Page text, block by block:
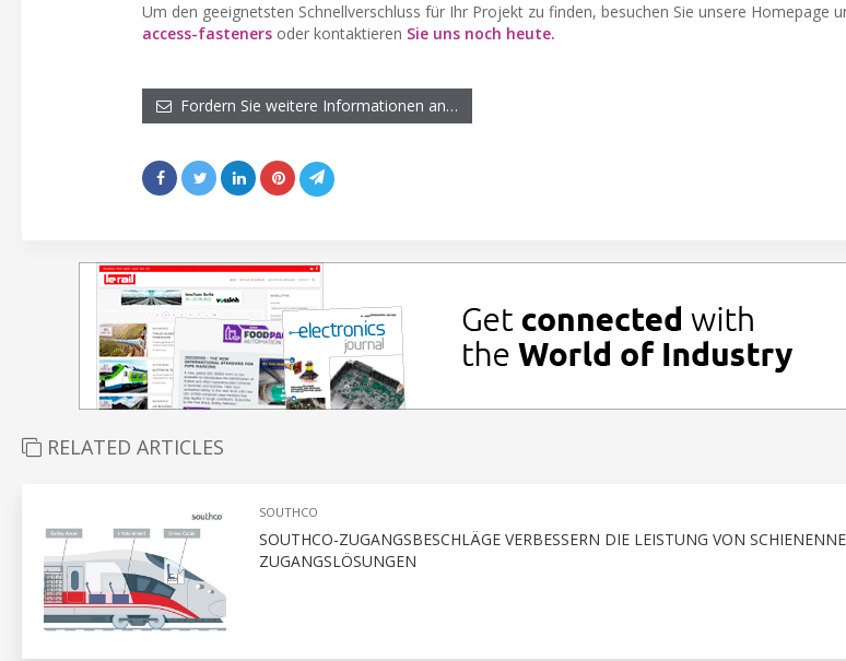
Um den geeignetsten Schnellverschluss für Ihr Projekt zu finden, besuchen Sie unsere Homepage
access-fasteners oder kontaktieren Sie uns noch heute.
Fordern Sie weitere Informationen an…
RELATED ARTICLES
SOUTHCO
SOUTHCO-ZUGANGSBESCHLÄGE VERBESSERN DIE LEISTUNG VON
ZUGANGSLÖSUNGEN